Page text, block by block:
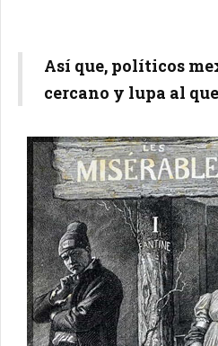
Así que, políticos
cercano y lupa al